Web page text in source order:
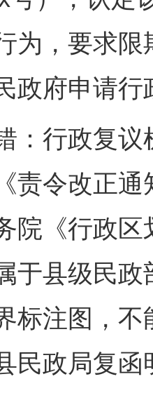
为，要求
政府申请行
行政复议
责令改正
院《行政
于县级民
标注图，
民政局复函